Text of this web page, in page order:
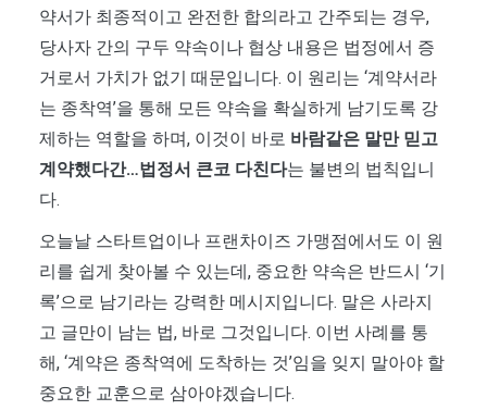
약서가 최종적이고 완전한 합의라고 간주되는 경우,
당사자 간의 구두 약속이나 협상 내용은 법정에서 증
거로서 가치가 없기 때문입니다. 이 원리는 ‘계약서라
는 종착역’을 통해 모든 약속을 확실하게 남기도록 강
제하는 역할을 하며, 이것이 바로 바람같은 말만 믿고
계약했다간…법정서 큰코 다친다는 불변의 법칙입니
다.
오늘날 스타트업이나 프랜차이즈 가맹점에서도 이 원
리를 쉽게 찾아볼 수 있는데, 중요한 약속은 반드시 ‘기
록’으로 남기라는 강력한 메시지입니다. 말은 사라지
고 글만이 남는 법, 바로 그것입니다. 이번 사례를 통
해, ‘계약은 종착역에 도착하는 것’임을 잊지 말아야 할
중요한 교훈으로 삼아야겠습니다.